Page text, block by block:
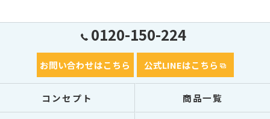
0120-150-224
お問い合わせはこちら 公式LINEはこちら
コンセプト 商品一覧